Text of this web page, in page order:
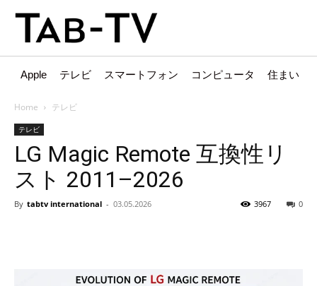
Apple テレビ スマートフォン コンピュータ 住まい
Home テレビ
テレビ
LG Magic Remote 互換性リ
スト 2011–2026
By tabtv international - 03.05.2026 0
3967